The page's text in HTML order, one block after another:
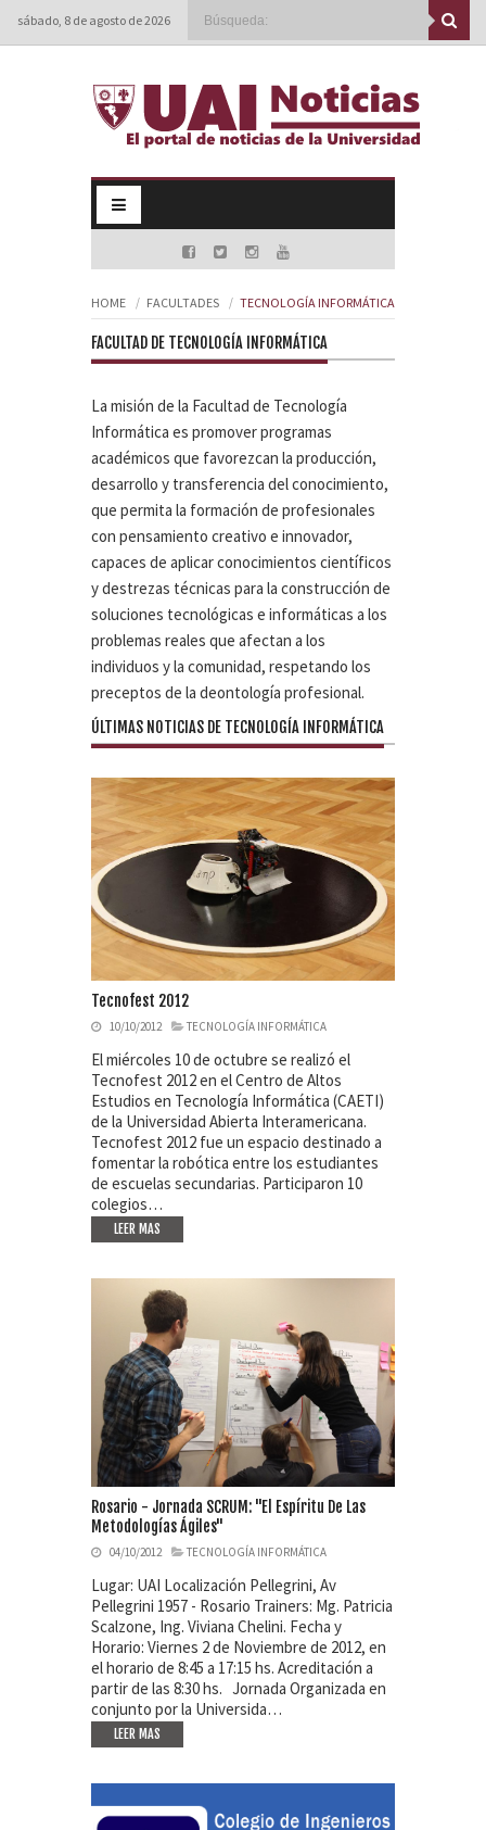
sábado, 8 de agosto de 2026
HOME FACULTADES TECNOLOGÍA INFORMÁTICA
FACULTAD DE TECNOLOGÍA INFORMÁTICA
La misión de la Facultad de Tecnología
Informática es promover programas
académicos que favorezcan la producción,
desarrollo y transferencia del conocimiento,
que permita la formación de profesionales
con pensamiento creativo e innovador,
capaces de aplicar conocimientos científicos
y destrezas técnicas para la construcción de
soluciones tecnológicas e informáticas a los
problemas reales que afectan a los
individuos y la comunidad, respetando los
preceptos de la deontología profesional.
ÚLTIMAS NOTICIAS DE TECNOLOGÍA INFORMÁTICA
Tecnofest 2012
10/10/2012 TECNOLOGÍA INFORMÁTICA
El miércoles 10 de octubre se realizó el
Tecnofest 2012 en el Centro de Altos
Estudios en Tecnología Informática (CAETI)
de la Universidad Abierta Interamericana.
Tecnofest 2012 fue un espacio destinado a
fomentar la robótica entre los estudiantes
de escuelas secundarias. Participaron 10
colegios…
LEER MAS
Rosario - Jornada SCRUM: "El Espíritu De Las
Metodologías Ágiles"
04/10/2012 TECNOLOGÍA INFORMÁTICA
Lugar: UAI Localización Pellegrini, Av
Pellegrini 1957 - Rosario Trainers: Mg. Patricia
Scalzone, Ing. Viviana Chelini. Fecha y
Horario: Viernes 2 de Noviembre de 2012, en
el horario de 8:45 a 17:15 hs. Acreditación a
partir de las 8:30 hs. Jornada Organizada en
conjunto por la Universida…
LEER MAS